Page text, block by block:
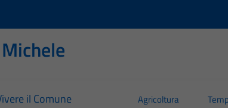
il Comune Agricoltura